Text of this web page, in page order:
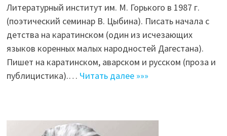
Литературный институт им. М. Горького в 1987 г.
(поэтический семинар В. Цыбина). Писать начала с
детства на каратинском (один из исчезающих
языков коренных малых народностей Дагестана).
Пишет на каратинском, аварском и русском (проза и
публицистика).… Читать далее »»»